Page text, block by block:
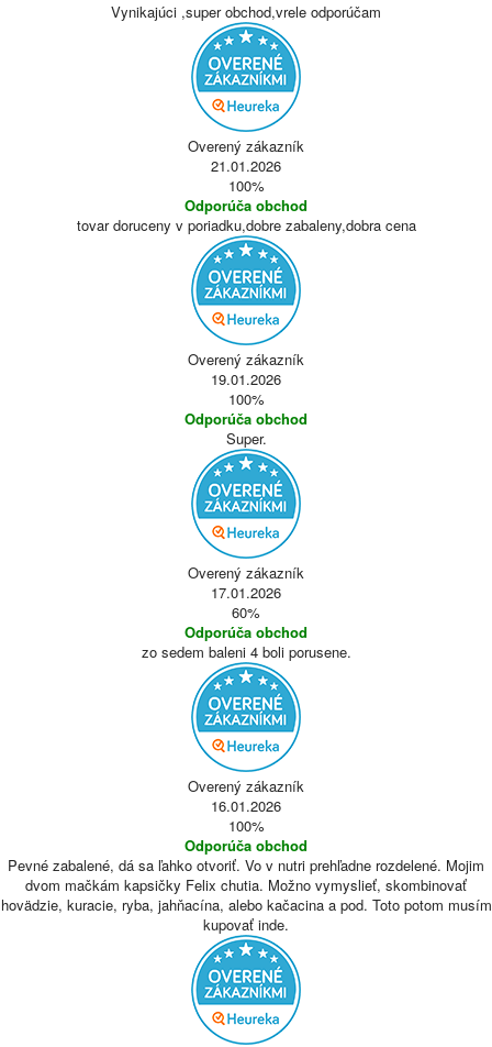
Vynikajúci ,super obchod,vrele odporúčam
Overený zákazník
21.01.2026
100%
Odporúča obchod
tovar doruceny v poriadku,dobre zabaleny,dobra cena
Overený zákazník
19.01.2026
100%
Odporúča obchod
Super.
Overený zákazník
17.01.2026
60%
Odporúča obchod
zo sedem baleni 4 boli porusene.
Overený zákazník
16.01.2026
100%
Odporúča obchod
Pevné zabalené, dá sa ľahko otvoriť. Vo v nutri prehľadne rozdelené. Mojim
dvom mačkám kapsičky Felix chutia. Možno vymyslieť, skombinovať
hovädzie, kuracie, ryba, jahňacína, alebo kačacina a pod. Toto potom musím
kupovať inde.